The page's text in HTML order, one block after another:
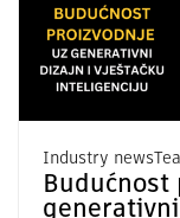
Industry news
Budućnost